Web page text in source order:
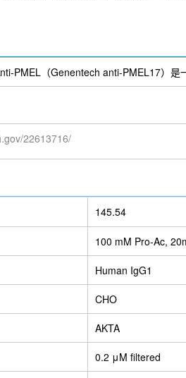
PMEL（Genentech anti-PMEL17）是
22613716/
145.54
100 mM Pro-Ac,
Human IgG1
CHO
AKTA
0.2 μM filtered